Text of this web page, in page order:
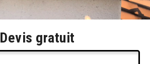
Devis gratuit